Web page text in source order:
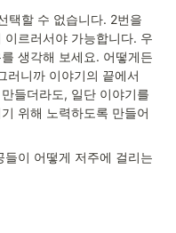
택할 수 없습니다. 2번을
르러서야 가능합니다. 우
생각해 보세요. 어떻게든
러니까 이야기의 끝에서
들더라도, 일단 이야기를
위해 노력하도록 만들어
이 어떻게 저주에 걸리는